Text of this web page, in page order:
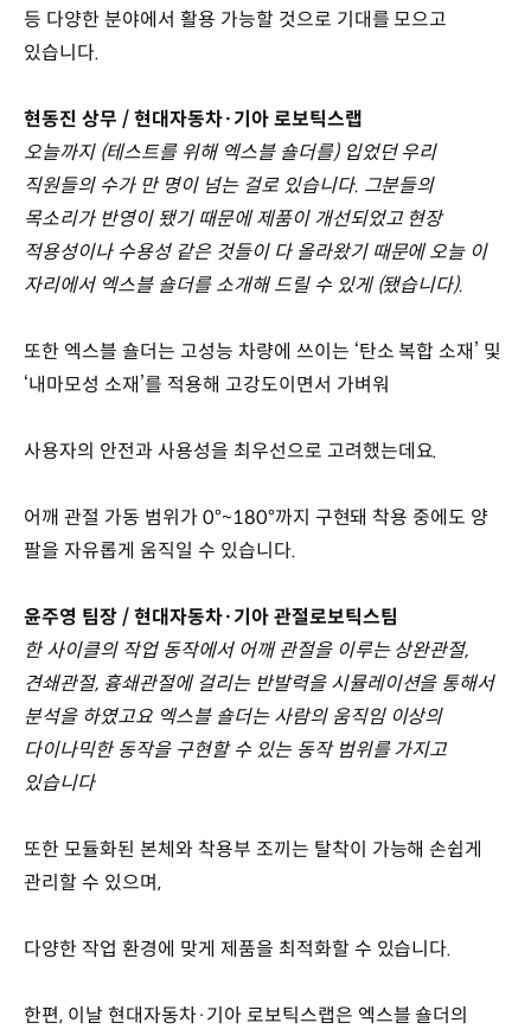
등 다양한 분야에서 활용 가능할 것으로 기대를 모으고
있습니다.
현동진 상무 / 현대자동차·기아 로보틱스랩
오늘까지 (테스트를 위해 엑스블 숄더를) 입었던 우리
직원들의 수가 만 명이 넘는 걸로 있습니다. 그분들의
목소리가 반영이 됐기 때문에 제품이 개선되었고 현장
적용성이나 수용성 같은 것들이 다 올라왔기 때문에 오늘 이
자리에서 엑스블 숄더를 소개해 드릴 수 있게 (됐습니다).
또한 엑스블 숄더는 고성능 차량에 쓰이는 ‘탄소 복합 소재’ 및
‘내마모성 소재’를 적용해 고강도이면서 가벼워
사용자의 안전과 사용성을 최우선으로 고려했는데요.
어깨 관절 가동 범위가 0°~180°까지 구현돼 착용 중에도 양
팔을 자유롭게 움직일 수 있습니다.
윤주영 팀장 / 현대자동차·기아 관절로보틱스팀
한 사이클의 작업 동작에서 어깨 관절을 이루는 상완관절,
견쇄관절, 흉쇄관절에 걸리는 반발력을 시뮬레이션을 통해서
분석을 하였고요 엑스블 숄더는 사람의 움직임 이상의
다이나믹한 동작을 구현할 수 있는 동작 범위를 가지고
있습니다
또한 모듈화된 본체와 착용부 조끼는 탈착이 가능해 손쉽게
관리할 수 있으며,
다양한 작업 환경에 맞게 제품을 최적화할 수 있습니다.
한편, 이날 현대자동차·기아 로보틱스랩은 엑스블 숄더의